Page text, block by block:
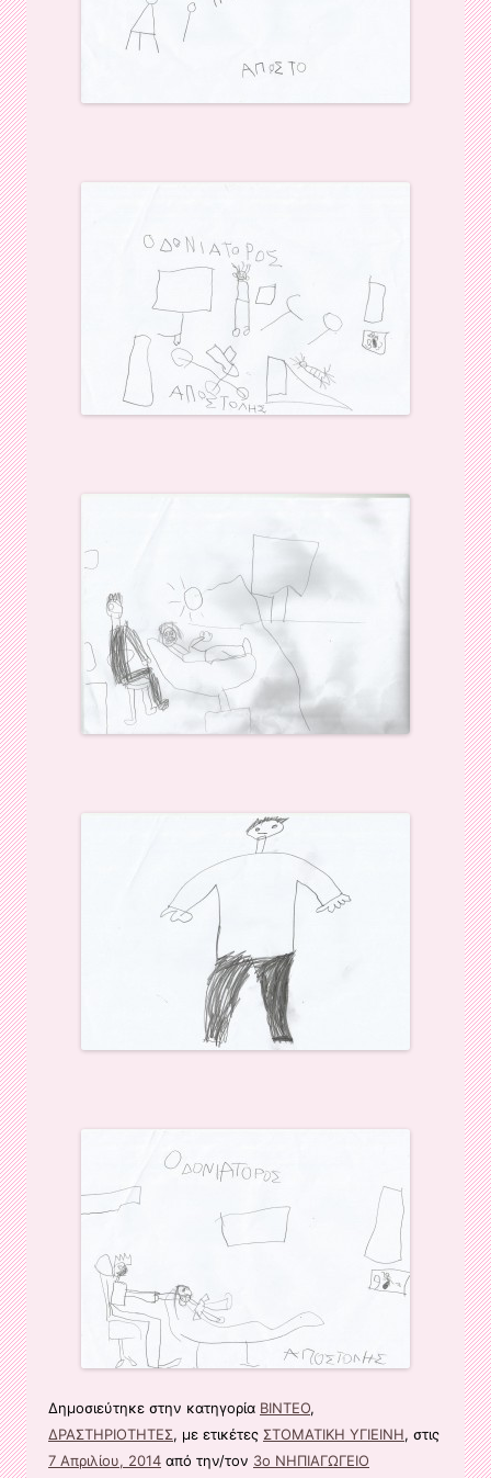
Δημοσιεύτηκε στην κατηγορία ΒΙΝΤΕΟ,
ΔΡΑΣΤΗΡΙΟΤΗΤΕΣ, με ετικέτες ΣΤΟΜΑΤΙΚΗ ΥΓΙΕΙΝΗ, στις
7 Απριλίου, 2014 από την/τον 3ο ΝΗΠΙΑΓΩΓΕΙΟ